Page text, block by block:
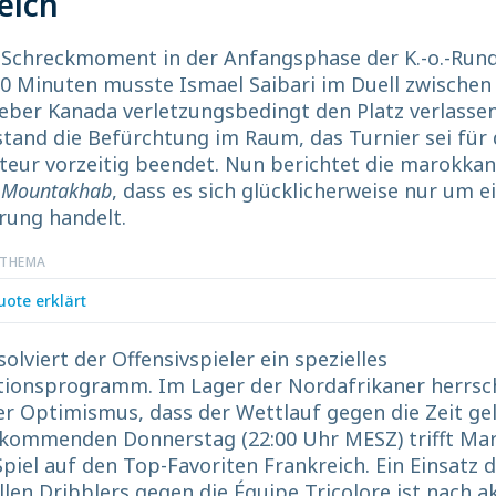
in der Anfangsphase der K.-o.-
Minuten musste Ismael Saibari im Duell
Kanada verletzungsbedingt den Platz
die Befürchtung im Raum, das Turnier sei für
vorzeitig beendet. Nun berichtet die
, dass es sich glücklicherweise nur um
handelt.
erklärt
der Offensivspieler ein spezielles
Im Lager der Nordafrikaner
Optimismus, dass der Wettlauf gegen die Zeit
Donnerstag (22:00 Uhr MESZ) trifft
auf den Top-Favoriten Frankreich. Ein Einsatz